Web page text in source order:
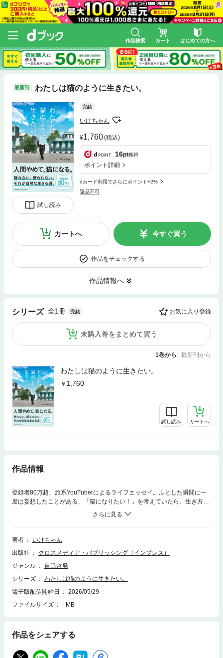
作品検索 カート はじめての方へ
最新刊 わたしは猫のように生きたい。
試し読み
完結
いけちゃん
1,760(税込)
16pt獲得
ポイント詳細
dカード利用でさらにポイント+2%
返品不可
カートへ 今すぐ買う
作品をチェックする
作品情報へ
シリーズ 全1冊 完結 お気に入り登録
未購入巻をまとめて買う
1巻から | 最新刊から
わたしは猫のように生きたい。
1,760
試し読み カートへ
作品情報
登録者80万超、旅系YouTuberによるライフエッセイ。ふとした瞬間に一
度は妄想したことがある、「猫になりたい！」を考えていたら、生き方の
ヒントになった。POINT1 旅系YouTuberとしては最大級のインフルエンサ
ーの書籍化POINT2 猫の思考・行動パターンから連想したエッセイPOINT
3 動画撮影の合間に撮った写真を使った「猫マンガ」掲載猫を頂点とした
世界に生きると、気持ちも楽に自由になれるもしも、わたしたちの世界が
りきって、「猫の眼」で人間世界を見てみる。すると、なぜか心が軽くな
ったり、楽になったり、それほど頑張らなくてもいい、と思えてきます。
基本的にライフスタイル・エッセイとしてまとめているので、「生き方」
「働き方」のヒントとしても読めます。1ページの文章量もかなり抑えて
撮りおろしの写真をマンガ風に綴った「猫マンガ」が合間に挟まれてい
のように「環境適応」したい第3章 猫のように「良いバランス」でいた
を研ぎ澄ませたい
著者
いけちゃん
出版社
クロスメディア・パブリッシング（インプレス）
ジャンル
自己啓発
シリーズ
わたしは猫のように生きたい。
電子版配信開始日
2026/05/29
ファイルサイズ
- MB
作品をシェアする